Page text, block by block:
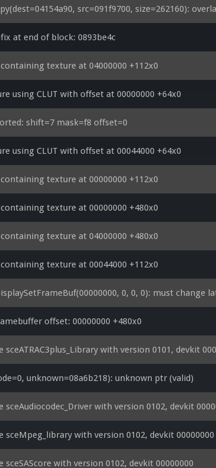
src=091f9700, size=262160):
at end of block: 0893be4c
texture at 04000000 +112x0
using CLUT with offset at 00000000 +64x0
shift=7 mask=f8 offset=0
using CLUT with offset at 00044000 +64x0
texture at 00000000 +112x0
texture at 00000000 +480x0
texture at 04000000 +480x0
texture at 00044000 +112x0
0, 0, 0): must change
offset: 00000000 +480x0
sceATRAC3plus_Library with version 0101, devkit
unknown=08a6b218): unknown ptr (valid)
sceAudiocodec_Driver with version 0102, devkit
sceMpeg_library with version 0102, devkit 00000000
sceSAScore with version 0102, devkit 00000000